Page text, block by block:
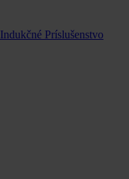
Indukčné Príslušenstvo